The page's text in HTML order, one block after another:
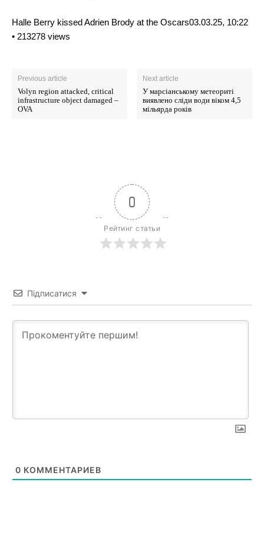
Halle Berry kissed Adrien Brody at the Oscars03.03.25, 10:22
• 213278 views
Previous article
Volyn region attacked, critical
infrastructure object damaged –
OVA
Next article
У марсіанському метеориті
виявлено сліди води віком 4,5
мільярда років
0
Рейтинг статьи
Підписатися
0 КОММЕНТАРИЕВ